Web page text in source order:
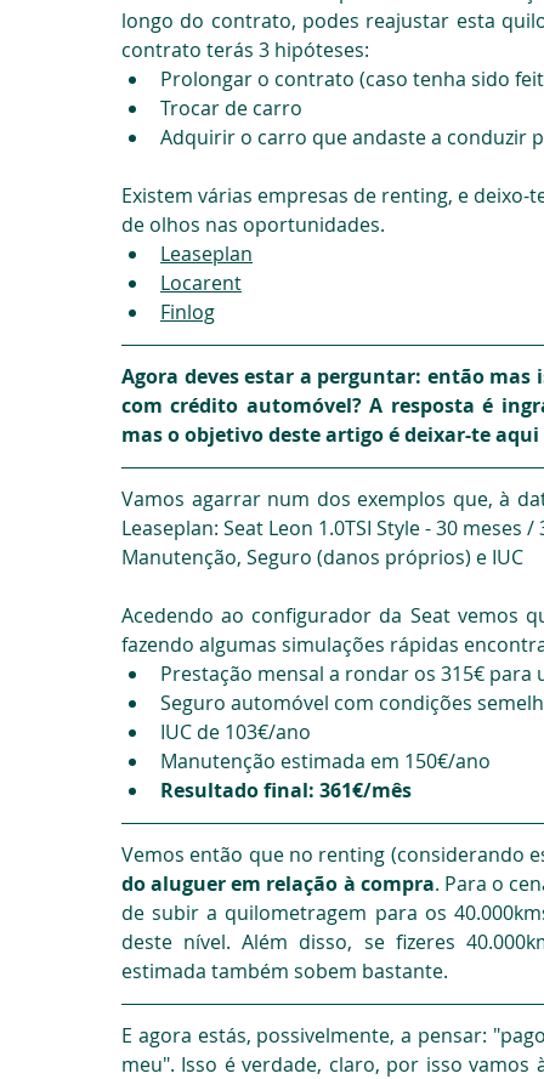
longo do contrato, podes reajustar esta
contrato terás 3 hipóteses:
Prolongar o contrato (caso tenha sido
Trocar de carro
Adquirir o carro que andaste a conduzir
Existem várias empresas de renting, e
de olhos nas oportunidades.
Leaseplan
Locarent
Finlog
Agora deves estar a perguntar: então
com crédito automóvel? A resposta é
mas o objetivo deste artigo é deixar-te
Vamos agarrar num dos exemplos que, à
Leaseplan: Seat Leon 1.0TSI Style - 30 meses
Manutenção, Seguro (danos próprios) e IUC
Acedendo ao configurador da Seat vemos
fazendo algumas simulações rápidas
Prestação mensal a rondar os 315€ para
Seguro automóvel com condições
IUC de 103€/ano
Manutenção estimada em 150€/ano
Resultado final: 361€/mês
Vemos então que no renting (considerando
do aluguer em relação à compra. Para o
de subir a quilometragem para os
deste nível. Além disso, se fizeres
estimada também sobem bastante.
E agora estás, possivelmente, a pensar:
meu". Isso é verdade, claro, por isso